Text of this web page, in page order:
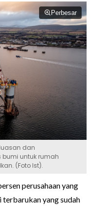
Perbesar
dan
untuk rumah
(Foto Ist).
perusahaan yang
yang sudah